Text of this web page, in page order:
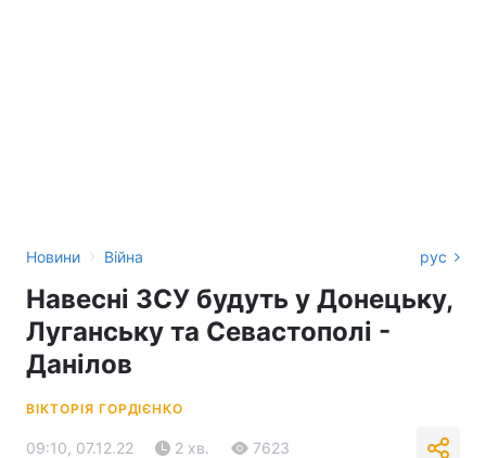
Новини › Війна рус
Навесні ЗСУ будуть у Донецьку,
Луганську та Севастополі -
Данілов
ВІКТОРІЯ ГОРДІЄНКО
09:10, 07.12.22 2 хв. 7623